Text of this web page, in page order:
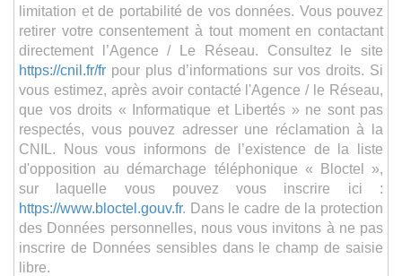
limitation et de portabilité de vos données. Vous pouvez
retirer votre consentement à tout moment en contactant
directement l’Agence / Le Réseau. Consultez le site
https://cnil.fr/fr pour plus d’informations sur vos droits. Si
vous estimez, après avoir contacté l'Agence / le Réseau,
que vos droits « Informatique et Libertés » ne sont pas
respectés, vous pouvez adresser une réclamation à la
CNIL. Nous vous informons de l’existence de la liste
d'opposition au démarchage téléphonique « Bloctel »,
sur laquelle vous pouvez vous inscrire ici :
https://www.bloctel.gouv.fr. Dans le cadre de la protection
des Données personnelles, nous vous invitons à ne pas
inscrire de Données sensibles dans le champ de saisie
libre.